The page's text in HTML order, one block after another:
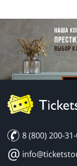
8 (800) 200-
@